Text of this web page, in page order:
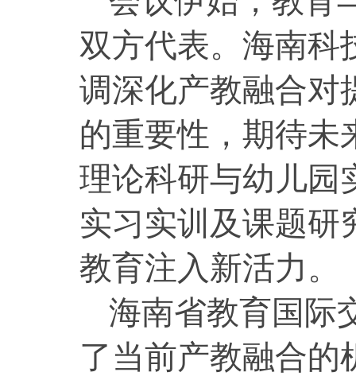
双方代表。海南科
调深化产教融合对
的重要性，期待未
理论科研与幼儿园
实习实训及课题研
教育注入新活力。
海南省教育国际
了当前产教融合的